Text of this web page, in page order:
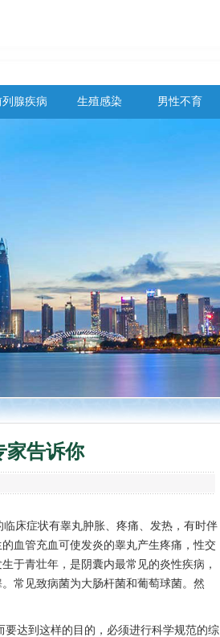
列腺疾病 生殖感染 男性不育
家告诉你
床症状有睾丸肿胀、疼痛、发热，有时伴
血管充血可使发炎的睾丸产生疼痛，性交
于青壮年，是阴囊内最常见的炎性疾病，
常见致病菌为大肠杆菌和葡萄球菌。然
达到这样的目的，必须进行科学规范的综